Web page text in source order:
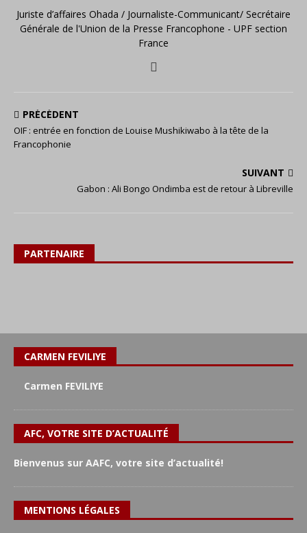
Juriste d’affaires Ohada / Journaliste-Communicant/ Secrétaire
Générale de l'Union de la Presse Francophone - UPF section
France
PRÉCÉDENT
OIF : entrée en fonction de Louise Mushikiwabo à la tête de la
Francophonie
SUIVANT
Gabon : Ali Bongo Ondimba est de retour à Libreville
PARTENAIRE
CARMEN FEVILIYE
Carmen FEVILIYE
AFC, VOTRE SITE D’ACTUALITÉ
Bienvenus sur AAFC, votre site d’actualité!
MENTIONS LÉGALES